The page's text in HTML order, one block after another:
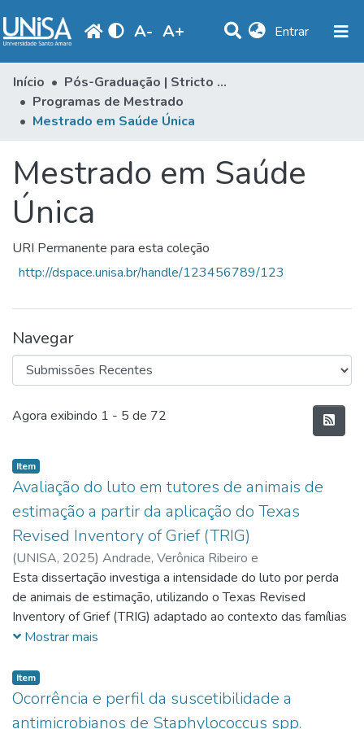
A- A+ Entrar(current)
Comunidades e Coleções
Estatísticas
Produção Docente
Biblioteca
Periódicos
Início
Pós-Graduação | Stricto Sensu
Programas de Mestrado
Mestrado em Saúde Única
Mestrado em Saúde
Única
URI Permanente para esta coleção
http://dspace.unisa.br/handle/123456789/123
Navegar
Submissões Recentes
Agora exibindo 1 - 5 de 72
Item
Avaliação do luto em tutores de animais de
estimação a partir da aplicação do Texas
Revised Inventory of Grief (TRIG)
(UNISA, 2025) Andrade, Verônica Ribeiro e
Esta dissertação investiga a intensidade do luto por perda
de animais de estimação, utilizando o Texas Revised
Inventory of Grief (TRIG) adaptado ao contexto das famílias
multiespécies. A pesquisa foi realizada com abordagem
que o luto prolongado foi o padrão predominante em
72,02% da amostra geral, com destaque para espécies
como cães (68,49%), gatos (82,16%), aves (90,91%) e
Mostrar mais
Item
Ocorrência e perfil da suscetibilidade a
antimicrobianos de Staphylococcus spp.